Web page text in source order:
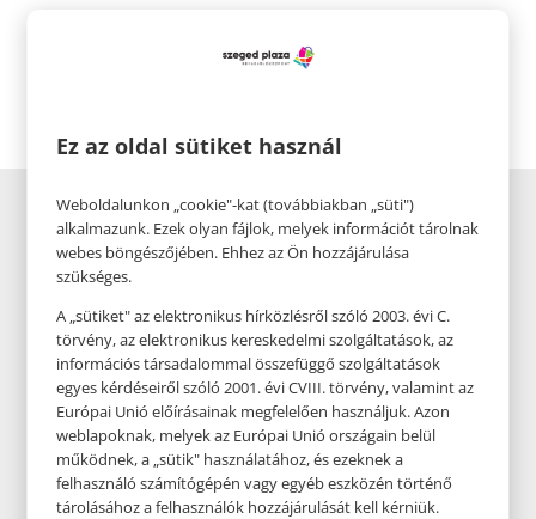
Ez az oldal sütiket használ
Weboldalunkon „cookie"-kat (továbbiakban „süti")
alkalmazunk. Ezek olyan fájlok, melyek információt tárolnak
webes böngészőjében. Ehhez az Ön hozzájárulása
szükséges.
A „sütiket" az elektronikus hírközlésről szóló 2003. évi C.
törvény, az elektronikus kereskedelmi szolgáltatások, az
információs társadalommal összefüggő szolgáltatások
egyes kérdéseiről szóló 2001. évi CVIII. törvény, valamint az
Európai Unió előírásainak megfelelően használjuk. Azon
weblapoknak, melyek az Európai Unió országain belül
működnek, a „sütik" használatához, és ezeknek a
felhasználó számítógépén vagy egyéb eszközén történő
tárolásához a felhasználók hozzájárulását kell kérniük.